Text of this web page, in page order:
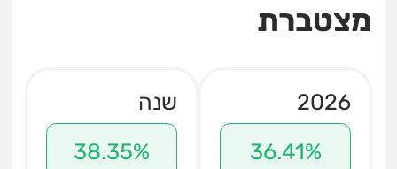
מצטברת
2026
36.41%
שנה
38.35%